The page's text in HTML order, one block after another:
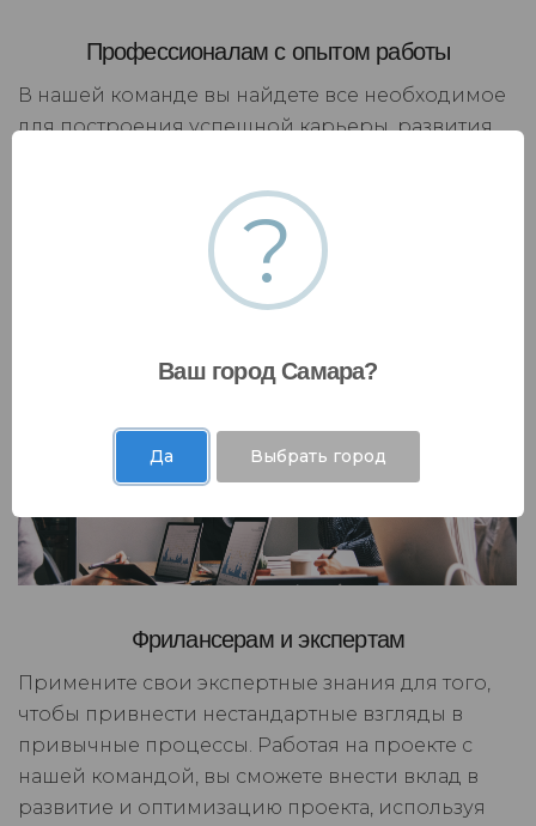
Профессионалам с опытом работы
В нашей команде вы найдете все необходимое
для построения успешной карьеры, развития
опыта в решении масштабных бизнес-задач. Мы
поможем вам максимально эффективно
использовать ваши навыки и знания, чтобы
достичь желаемого успеха и умело
капитализировать на своих достижениях.
Фрилансерам и экспертам
Примените свои экспертные знания для того,
чтобы привнести нестандартные взгляды в
привычные процессы. Работая на проекте с
нашей командой, вы сможете внести вклад в
развитие и оптимизацию проекта, используя
?
Ваш город Самара?
Да Выбрать город